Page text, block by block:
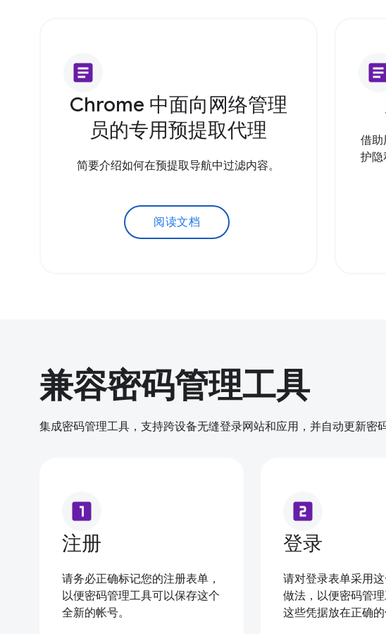
article
Chrome 中面向网络管理
员的专用预提取代理
简要介绍如何在预提取导航中过滤内容。
阅读文档
借助
护隐
兼容密码管理工具
集成密码管理工具，支持跨设备无缝登录网站和应用，并自动更新密
looks_one
注册
请务必正确标记您的注册表单，
以便密码管理工具可以保存这个
全新的帐号。
looks_two
登录
请对登录表单采用
做法，以便密码管
这些凭据放在正确的